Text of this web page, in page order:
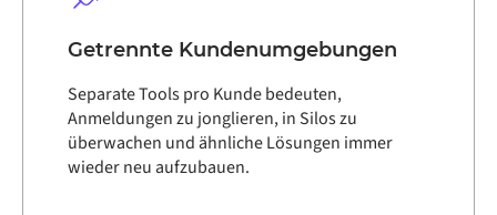
Getrennte Kundenumgebungen
Separate Tools pro Kunde bedeuten,
Anmeldungen zu jonglieren, in Silos zu
überwachen und ähnliche Lösungen immer
wieder neu aufzubauen.